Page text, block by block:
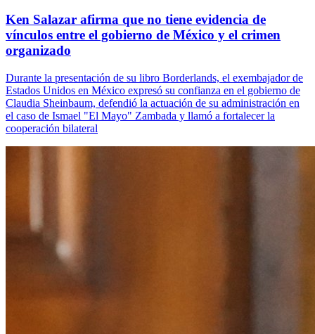
Ken Salazar afirma que no tiene evidencia de
vínculos entre el gobierno de México y el crimen
organizado
Durante la presentación de su libro Borderlands, el exembajador de
Estados Unidos en México expresó su confianza en el gobierno de
Claudia Sheinbaum, defendió la actuación de su administración en
el caso de Ismael "El Mayo" Zambada y llamó a fortalecer la
cooperación bilateral